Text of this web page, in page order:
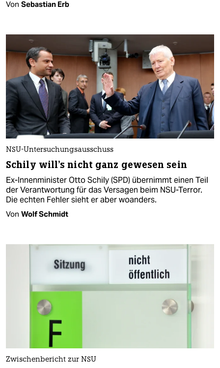
Von Sebastian Erb
NSU-Untersuchungsausschuss
Schily will's nicht ganz gewesen sein
Ex-Innenminister Otto Schily (SPD) übernimmt einen Teil
der Verantwortung für das Versagen beim NSU-Terror.
Die echten Fehler sieht er aber woanders.
Von Wolf Schmidt
Zwischenbericht zur NSU